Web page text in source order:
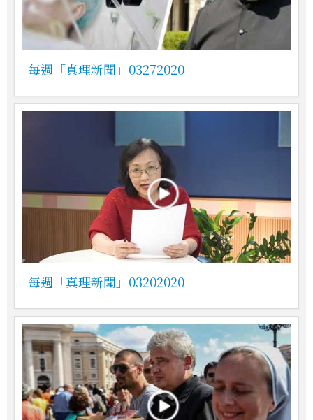
每週「真理新聞」03272020
每週「真理新聞」03202020